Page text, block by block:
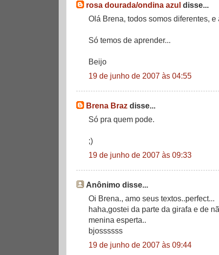
rosa dourada/ondina azul disse...
Olá Brena, todos somos diferentes,
Só temos de aprender...
Beijo
19 de junho de 2007 às 04:55
Brena Braz disse...
Só pra quem pode.
;)
19 de junho de 2007 às 09:33
Anônimo disse...
Oi Brena., amo seus textos..perfect...
haha,gostei da parte da girafa e de
menina esperta..
bjossssss
19 de junho de 2007 às 09:44